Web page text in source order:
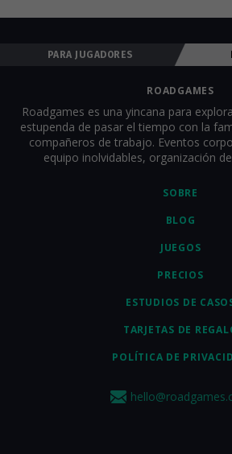
comienzo de partida antes del inicio del
organizadores pueden seguir a todos los
para animar a todos. Nosotros
soporte técnico y al cliente dentro de la
una descripción más detallada del juego
consulta la sección "¿Cómo se juega?" .
PARA JUGADORES
SOBRE
BLOG
JUEGOS
PRECIOS
ESTUDIOS DE
TARJETAS DE
POLÍTICA DE
ROADGAMES
Roadgames es una yincana para
estupenda de pasar el tiempo con la
compañeros de trabajo. Eventos
equipo inolvidables, organización